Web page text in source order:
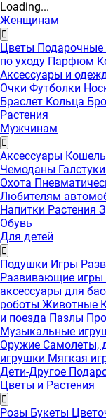
Loading...
Женщинам
Цветы Подарочные
по уходу Парфюм
Аксессуары и
Очки Футболки
Браслет Кольца
Растения
Мужчинам
Аксессуары
Чемоданы Галстуки
Охота
Любителям
Напитки Растения
Обувь
Для детей
Подушки Игры
Развивающие игры
аксессуары для
роботы Животные
и поезда Пазлы
Музыкальные
Оружие Самолеты,
игрушки Мягкая
Дети-Другое
Цветы и Растения
Розы Букеты